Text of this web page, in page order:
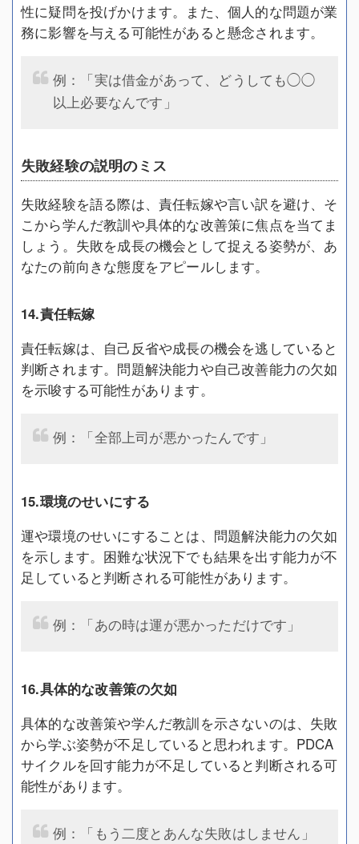
性に疑問を投げかけます。また、個人的な問題が業
務に影響を与える可能性があると懸念されます。
例：「実は借金があって、どうしても◯◯
以上必要なんです」
失敗経験の説明のミス
失敗経験を語る際は、責任転嫁や言い訳を避け、そ
こから学んだ教訓や具体的な改善策に焦点を当てま
しょう。失敗を成長の機会として捉える姿勢が、あ
なたの前向きな態度をアピールします。
14.責任転嫁
責任転嫁は、自己反省や成長の機会を逃していると
判断されます。問題解決能力や自己改善能力の欠如
を示唆する可能性があります。
例：「全部上司が悪かったんです」
15.環境のせいにする
運や環境のせいにすることは、問題解決能力の欠如
を示します。困難な状況下でも結果を出す能力が不
足していると判断される可能性があります。
例：「あの時は運が悪かっただけです」
16.具体的な改善策の欠如
具体的な改善策や学んだ教訓を示さないのは、失敗
から学ぶ姿勢が不足していると思われます。PDCA
サイクルを回す能力が不足していると判断される可
能性があります。
例：「もう二度とあんな失敗はしません」